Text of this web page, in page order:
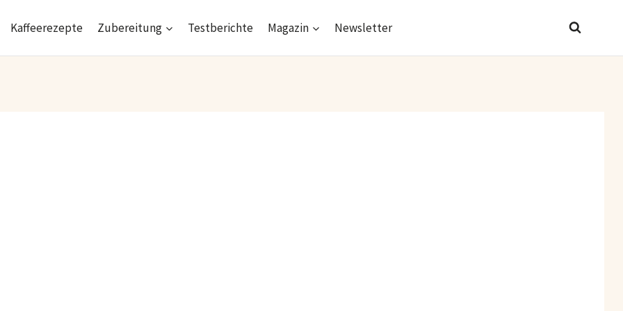
Kaffeerezepte Zubereitung Testberichte Magazin Newsletter